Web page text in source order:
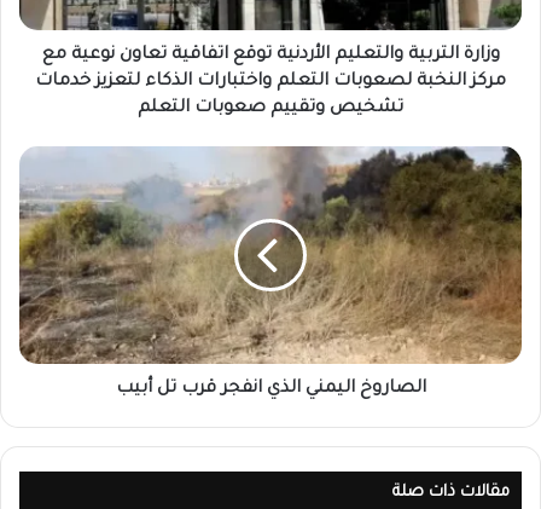
وزارة التربية والتعليم الأردنية توقع اتفاقية تعاون نوعية مع
مركز النخبة لصعوبات التعلم واختبارات الذكاء لتعزيز خدمات
تشخيص وتقييم صعوبات التعلم
الصاروخ اليمني الذي انفجر قرب تل أبيب
مقالات ذات صلة